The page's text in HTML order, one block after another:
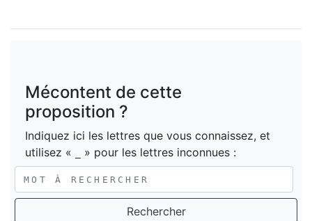
Mécontent de cette
proposition ?
Indiquez ici les lettres que vous connaissez, et
utilisez «
» pour les lettres inconnues :
Rechercher